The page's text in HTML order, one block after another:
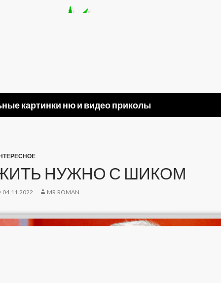
картинки ню и видео приколы
НУЖНО С ШИКОМ
04.11.2022 MR.ROMAN